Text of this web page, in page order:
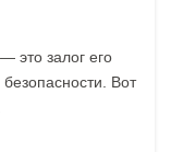
это залог его
Вот